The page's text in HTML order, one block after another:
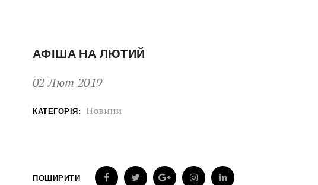
АФІША НА ЛЮТИЙ
02 Лют 2019
КАТЕГОРІЯ: Новини
ПОШИРИТИ